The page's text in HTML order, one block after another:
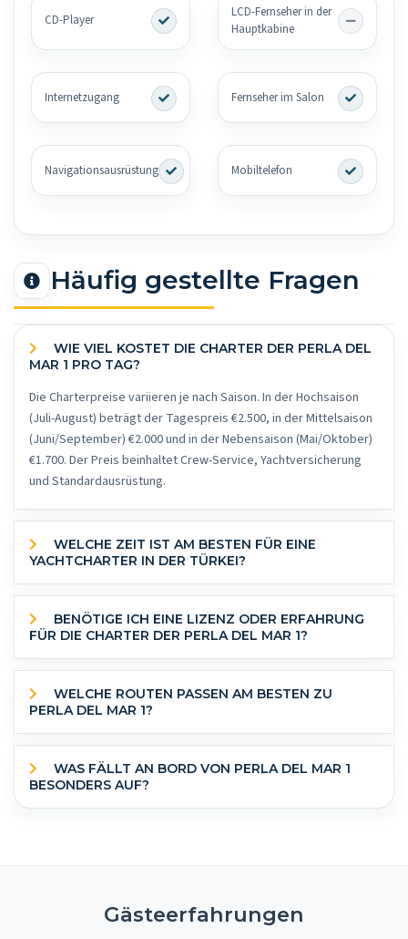
CD-Player
LCD-Fernseher in der
Hauptkabine
Internetzugang Fernseher im Salon
Navigationsausrüstung Mobiltelefon
Häufig gestellte Fragen
MAR 1 PRO TAG?
Die Charterpreise variieren je nach Saison. In der Hochsaison
(Juli-August) beträgt der Tagespreis €2.500, in der Mittelsaison
(Juni/September) €2.000 und in der Nebensaison (Mai/Oktober)
€1.700. Der Preis beinhaltet Crew-Service, Yachtversicherung
und Standardausrüstung.
YACHTCHARTER IN DER TÜRKEI?
FÜR DIE CHARTER DER PERLA DEL MAR 1?
PERLA DEL MAR 1?
BESONDERS AUF?
Gästeerfahrungen